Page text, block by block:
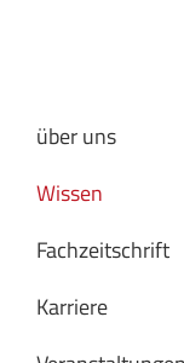
über uns
Wissen
Fachzeitschrift
Karriere